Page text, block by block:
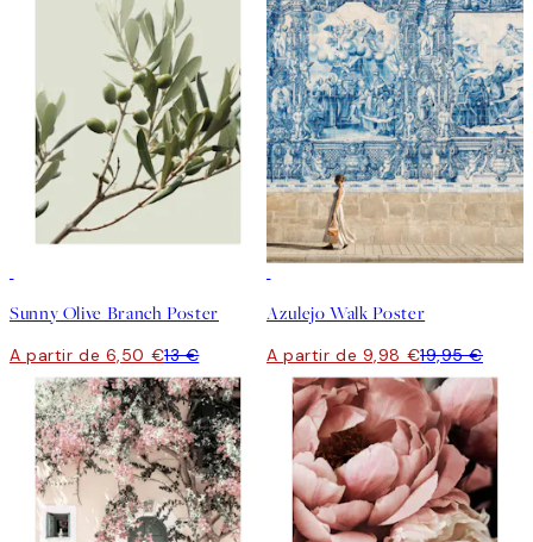
Sunny Olive Branch Poster
A partir de 6,50 €13 €
Azulejo Walk Poster
A partir de 9,98 €19,95 €